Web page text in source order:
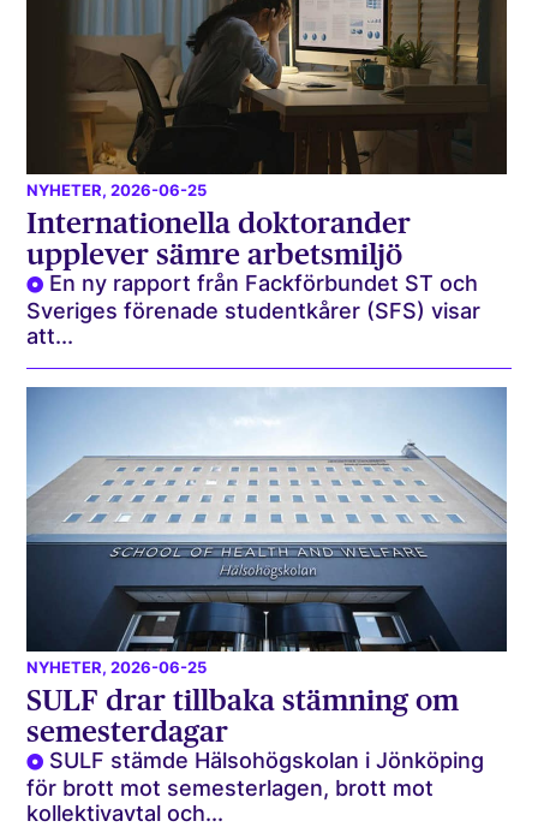
NYHETER, 2026-06-25
Internationella doktorander
upplever sämre arbetsmiljö
En ny rapport från Fackförbundet ST och
Sveriges förenade studentkårer (SFS) visar
att...
NYHETER, 2026-06-25
SULF drar tillbaka stämning om
semesterdagar
SULF stämde Hälsohögskolan i Jönköping
för brott mot semesterlagen, brott mot
kollektivavtal och...